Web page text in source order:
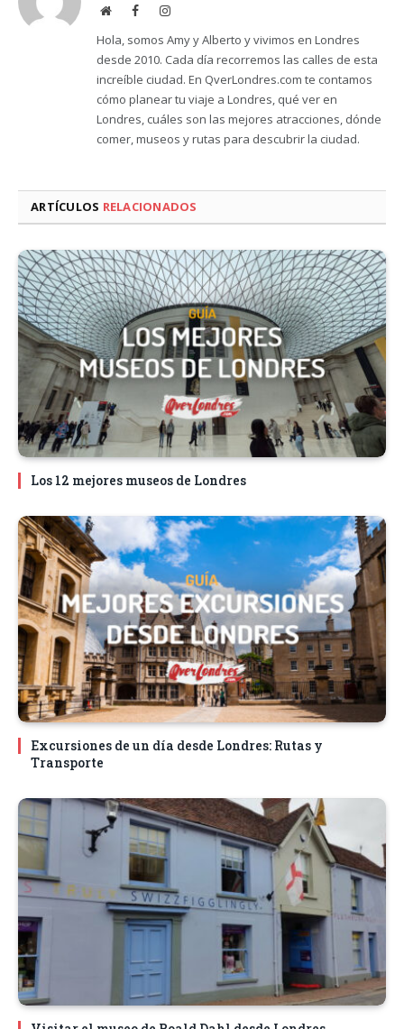
WebsiteFacebookInstagram
Hola, somos Amy y Alberto y vivimos en Londres
desde 2010. Cada día recorremos las calles de esta
increíble ciudad. En QverLondres.com te contamos
cómo planear tu viaje a Londres, qué ver en
Londres, cuáles son las mejores atracciones, dónde
comer, museos y rutas para descubrir la ciudad.
ARTÍCULOS RELACIONADOS
Los 12 mejores museos de Londres
Excursiones de un día desde Londres: Rutas y
Transporte